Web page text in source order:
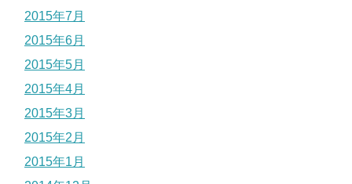
2015年7月
2015年6月
2015年5月
2015年4月
2015年3月
2015年2月
2015年1月